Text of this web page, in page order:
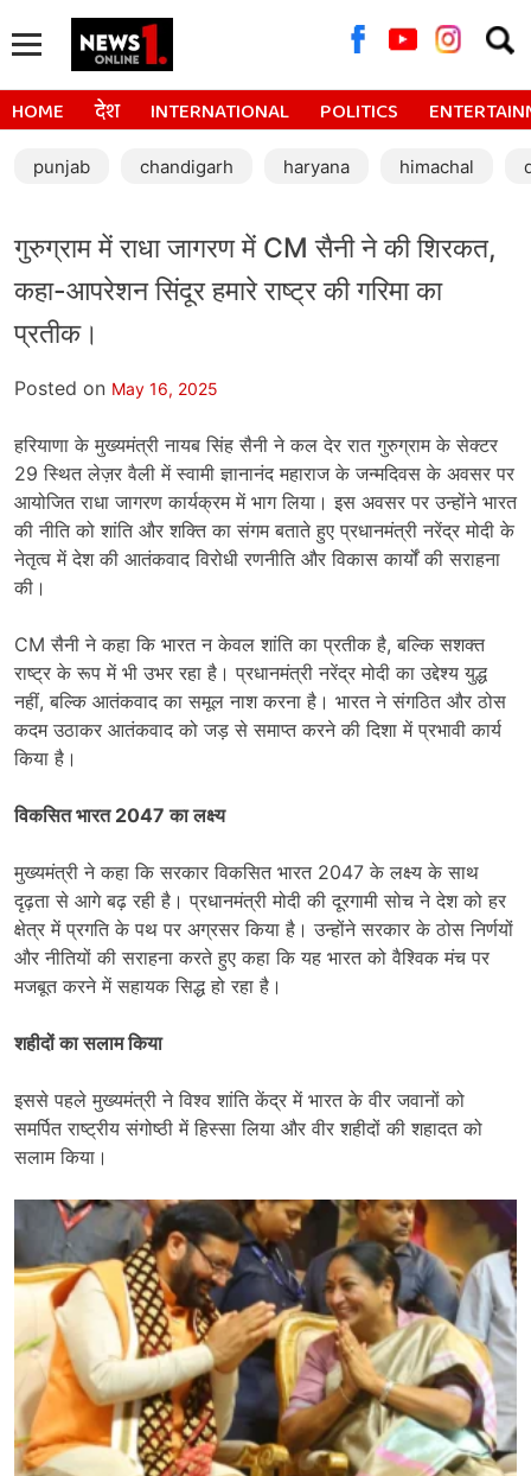
for:
HOME देश INTERNATIONAL POLITICS
punjab chandigarh haryana himachal
गुरुग्राम में राधा जागरण में CM सैनी ने की शिरकत,
कहा-आपरेशन सिंदूर हमारे राष्ट्र की गरिमा का
प्रतीक।
Posted on May 16, 2025
हरियाणा के मुख्यमंत्री नायब सिंह सैनी ने कल देर रात गुरुग्राम के सेक्टर
29 स्थित लेज़र वैली में स्वामी ज्ञानानंद महाराज के जन्मदिवस के अवसर पर
आयोजित राधा जागरण कार्यक्रम में भाग लिया। इस अवसर पर उन्होंने भारत
की नीति को शांति और शक्ति का संगम बताते हुए प्रधानमंत्री नरेंद्र मोदी के
नेतृत्व में देश की आतंकवाद विरोधी रणनीति और विकास कार्यों की सराहना
की।
CM सैनी ने कहा कि भारत न केवल शांति का प्रतीक है, बल्कि सशक्त
राष्ट्र के रूप में भी उभर रहा है। प्रधानमंत्री नरेंद्र मोदी का उद्देश्य युद्ध
नहीं, बल्कि आतंकवाद का समूल नाश करना है। भारत ने संगठित और ठोस
कदम उठाकर आतंकवाद को जड़ से समाप्त करने की दिशा में प्रभावी कार्य
किया है।
विकसित भारत 2047 का लक्ष्य
मुख्यमंत्री ने कहा कि सरकार विकसित भारत 2047 के लक्ष्य के साथ
दृढ़ता से आगे बढ़ रही है। प्रधानमंत्री मोदी की दूरगामी सोच ने देश को हर
क्षेत्र में प्रगति के पथ पर अग्रसर किया है। उन्होंने सरकार के ठोस निर्णयों
और नीतियों की सराहना करते हुए कहा कि यह भारत को वैश्विक मंच पर
मजबूत करने में सहायक सिद्ध हो रहा है।
शहीदों का सलाम किया
इससे पहले मुख्यमंत्री ने विश्व शांति केंद्र में भारत के वीर जवानों को
समर्पित राष्ट्रीय संगोष्ठी में हिस्सा लिया और वीर शहीदों की शहादत को
सलाम किया।